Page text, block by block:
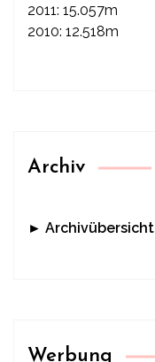
2011: 15.057m
2010: 12.518m
Archiv
► Archivübersicht
Werbung